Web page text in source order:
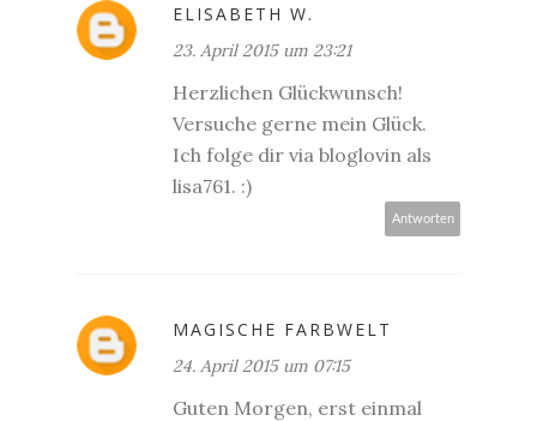
ELISABETH W.
23. April 2015 um 23:21
Herzlichen Glückwunsch!
Versuche gerne mein Glück.
Ich folge dir via bloglovin als
lisa761. :)
Antworten
MAGISCHE FARBWELT
24. April 2015 um 07:15
Guten Morgen, erst einmal